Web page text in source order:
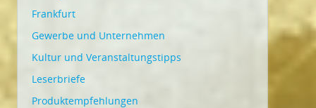
Frankfurt
Gewerbe und Unternehmen
Kultur und Veranstaltungstipps
Leserbriefe
Produktempfehlungen